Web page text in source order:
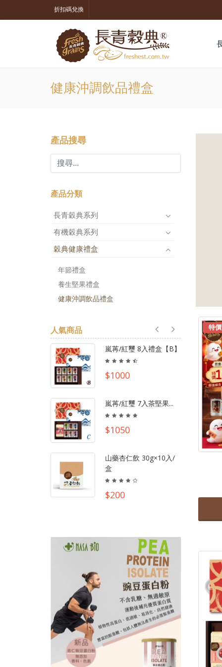
折扣碼兌換
健康沖調飲品禮盒
產品搜尋
產品分類
長青穀典系列
有機穀典系列
穀典健康禮盒
年節禮盒
養生堅果禮盒
健康沖調飲品禮盒
人氣商品
嵐苒/紅璽 8入禮盒【B】
$1000
嵐苒/紅璽 7入茶堅果...
$1050
山藥杏仁飲 30g×10入/
盒
$200
特價